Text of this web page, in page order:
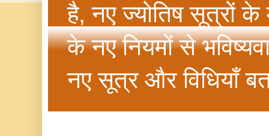
है, नए ज्योतिष सूत्रों
के नए नियमों से
नए सूत्र और विधियाँ